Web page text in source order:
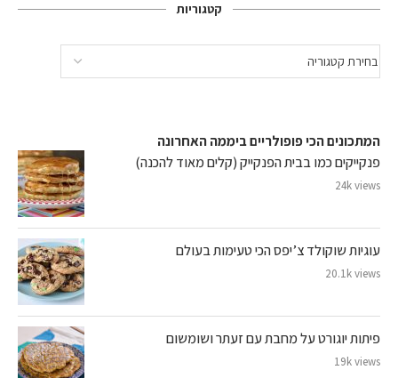
קטגוריות
המתכונים הכי פופולריים ביממה האחרונה
פנקייקים כמו בבית הפנקייק (קלים מאוד להכנה)
24k views
עוגיות שוקולד צ’יפס הכי טעימות בעולם
20.1k views
פיתות יוגורט על מחבת עם זעתר ושומשום
19k views